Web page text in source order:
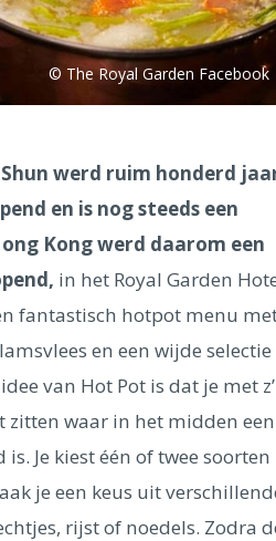
Venetië
Wenen Budapest
© The Royal Garden Facebook
werd ruim honderd
en is nog steeds een
Kong werd daarom een
in het Royal Garden
fantastisch hotpot menu
en een wijde
van Hot Pot is dat je met
zitten waar in het midden een
Je kiest één of twee soorten
je een keus uit
rijst of noedels. Zodra